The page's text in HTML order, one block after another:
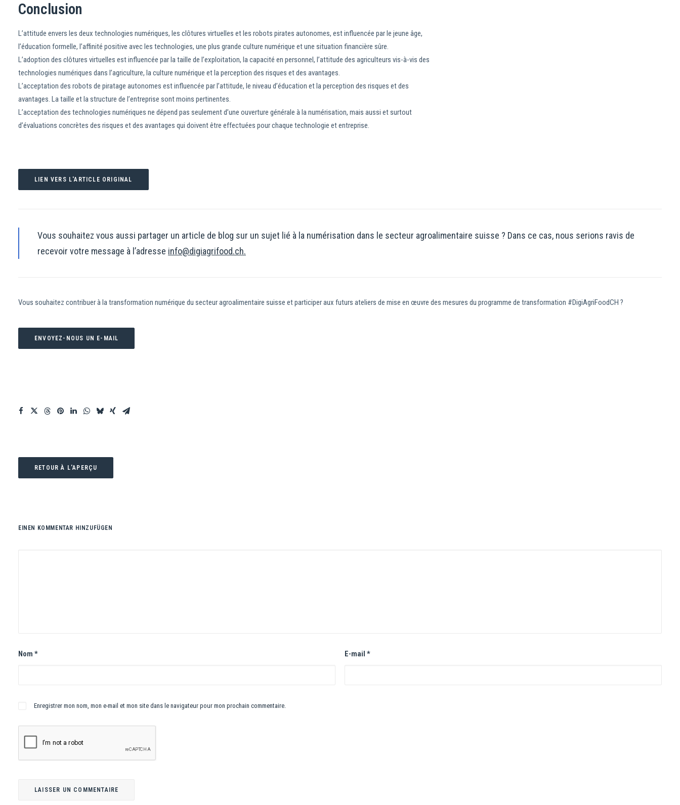
Conclusion
L’attitude envers les deux technologies numériques, les clôtures virtuelles et les robots pirates autonomes, est influencée par le jeune âge,
l’éducation formelle, l’affinité positive avec les technologies, une plus grande culture numérique et une situation financière sûre.
L’adoption des clôtures virtuelles est influencée par la taille de l’exploitation, la capacité en personnel, l’attitude des agriculteurs vis-à-vis des
technologies numériques dans l’agriculture, la culture numérique et la perception des risques et des avantages.
L’acceptation des robots de piratage autonomes est influencée par l’attitude, le niveau d’éducation et la perception des risques et des
avantages. La taille et la structure de l’entreprise sont moins pertinentes.
L’acceptation des technologies numériques ne dépend pas seulement d’une ouverture générale à la numérisation, mais aussi et surtout
d’évaluations concrètes des risques et des avantages qui doivent être effectuées pour chaque technologie et entreprise.
LIEN VERS L'ARTICLE ORIGINAL
Vous souhaitez vous aussi partager un article de blog sur un sujet lié à la numérisation dans le secteur agroalimentaire suisse ? Dans ce cas, nous serions ravis de
recevoir votre message à l’adresse info@digiagrifood.ch.
Vous souhaitez contribuer à la transformation numérique du secteur agroalimentaire suisse et participer aux futurs ateliers de mise en œuvre des mesures du programme de transformation #DigiAgriFoodCH ?
ENVOYEZ-NOUS UN E-MAIL
RETOUR À L'APERÇU
EINEN KOMMENTAR HINZUFÜGEN
Nom * E-mail *
Enregistrer mon nom, mon e-mail et mon site dans le navigateur pour mon prochain commentaire.